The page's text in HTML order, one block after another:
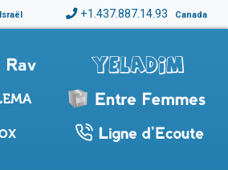
Israël +1.437.887.14.93 Canada